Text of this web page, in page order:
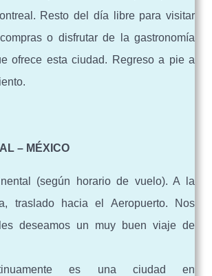
Resto del día libre para visitar
o disfrutar de la gastronomía
ofrece esta ciudad. Regreso a pie a
– MÉXICO
(según horario de vuelo). A la
traslado hacia el Aeropuerto. Nos
deseamos un muy buen viaje de
es una ciudad en